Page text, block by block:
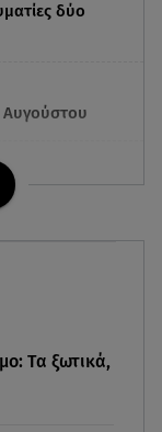
δύο
Αυγούστου
ευρώ
και
της
Tα ξωτικά,